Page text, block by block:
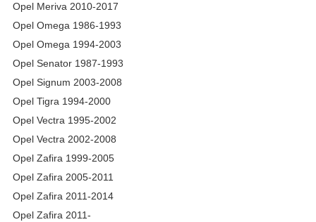
Opel Meriva 2010-2017
Opel Omega 1986-1993
Opel Omega 1994-2003
Opel Senator 1987-1993
Opel Signum 2003-2008
Opel Tigra 1994-2000
Opel Vectra 1995-2002
Opel Vectra 2002-2008
Opel Zafira 1999-2005
Opel Zafira 2005-2011
Opel Zafira 2011-2014
Opel Zafira 2011-